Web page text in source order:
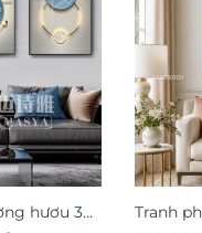
hươu 3D
Tranh